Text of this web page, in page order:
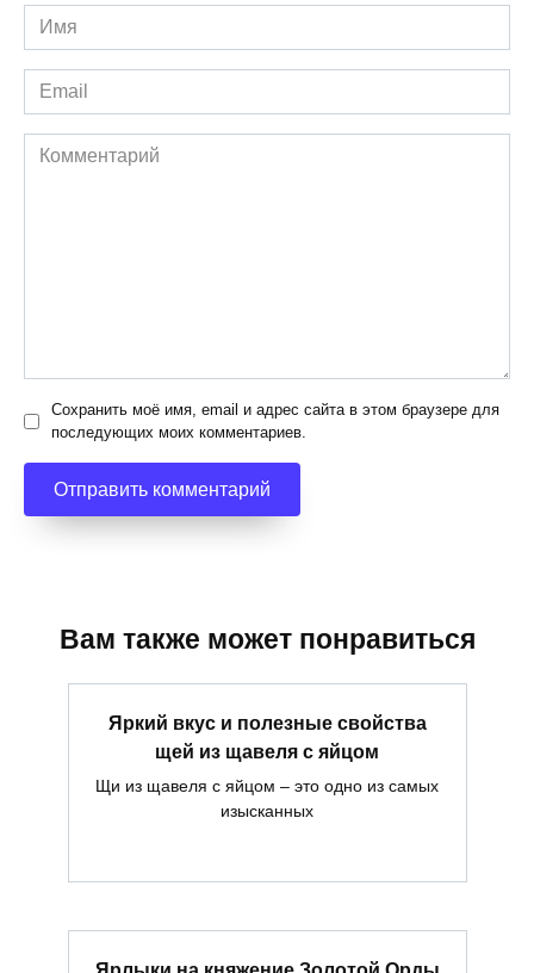
Имя
*
Email
*
Комментарий
Сохранить моё имя, email и адрес сайта в этом браузере для
последующих моих комментариев.
Вам также может понравиться
Яркий вкус и полезные свойства
щей из щавеля с яйцом
Щи из щавеля с яйцом – это одно из самых
изысканных